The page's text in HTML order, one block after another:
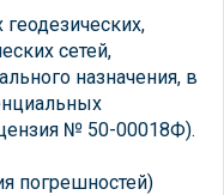
сетей,
назначения, в
№ 50-00018Ф).
погрешностей)